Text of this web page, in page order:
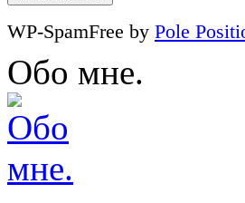
WP-SpamFree by Pole
Обо мне.